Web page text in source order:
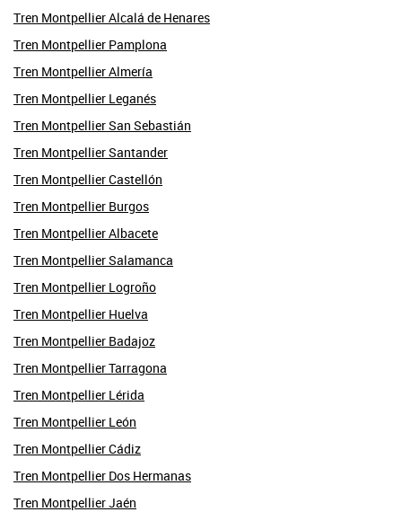
Tren Montpellier Alcalá de Henares
Tren Montpellier Pamplona
Tren Montpellier Almería
Tren Montpellier Leganés
Tren Montpellier San Sebastián
Tren Montpellier Santander
Tren Montpellier Castellón
Tren Montpellier Burgos
Tren Montpellier Albacete
Tren Montpellier Salamanca
Tren Montpellier Logroño
Tren Montpellier Huelva
Tren Montpellier Badajoz
Tren Montpellier Tarragona
Tren Montpellier Lérida
Tren Montpellier León
Tren Montpellier Cádiz
Tren Montpellier Dos Hermanas
Tren Montpellier Jaén